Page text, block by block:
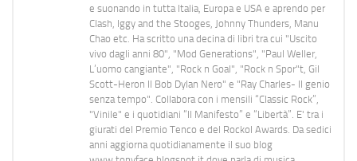
e suonando in tutta Italia, Europa e USA e aprendo per
Clash, Iggy and the Stooges, Johnny Thunders, Manu
Chao etc. Ha scritto una decina di libri tra cui "Uscito
vivo dagli anni 80", "Mod Generations", "Paul Weller,
L’uomo cangiante", "Rock n Goal", "Rock n Spor"t, Gil
Scott-Heron Il Bob Dylan Nero" e "Ray Charles- Il genio
senza tempo". Collabora con i mensili “Classic Rock”,
"Vinile" e i quotidiani “Il Manifesto” e “Libertà”. E' tra i
giurati del Premio Tenco e del Rockol Awards. Da sedici
anni aggiorna quotidianamente il suo blog